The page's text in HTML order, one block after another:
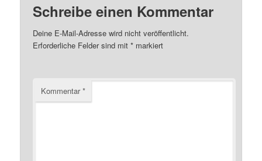
Schreibe einen Kommentar
Deine E-Mail-Adresse wird nicht veröffentlicht.
Erforderliche Felder sind mit* markiert
Kommentar*